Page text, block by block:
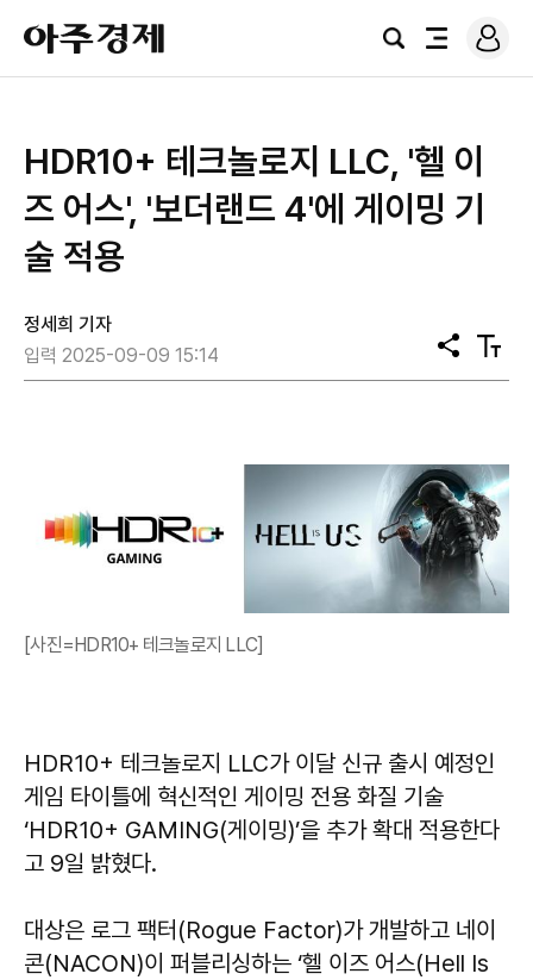
아
주
경
검
전
로
그
HDR10+ 테크놀로지 LLC, '헬 이
즈 어스', '보더랜드 4'에 게이밍 기
술 적용
정세희 기자
입력 2025-09-09 15:14
공
유
텍
스
[사진=HDR10+ 테크놀로지 LLC]
HDR10+ 테크놀로지 LLC가 이달 신규 출시 예정인
게임 타이틀에 혁신적인 게이밍 전용 화질 기술
‘HDR10+ GAMING(게이밍)’을 추가 확대 적용한다
고 9일 밝혔다.
대상은 로그 팩터(Rogue Factor)가 개발하고 네이
콘(NACON)이 퍼블리싱하는 ‘헬 이즈 어스(Hell Is